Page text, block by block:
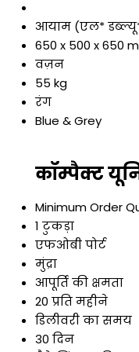
आयाम (एल*
650 x 500 x 650
वज़न
55 kg
रंग
Blue & Grey
कॉम्पैक्ट
Minimum Order
1 टुकड़ा
एफओबी पोर्ट
मुंद्रा
आपूर्ति की क्षमता
20 प्रति महीने
डिलीवरी का समय
30 दिन